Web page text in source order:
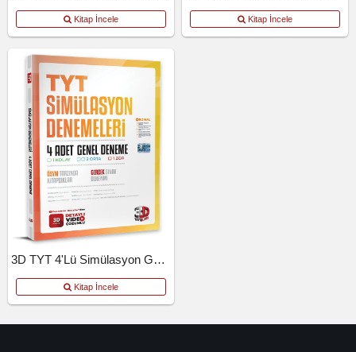
Kitap İncele Kitap İncele
3D TYT 4'lü Simülasyon Genel Deneme
Kitap İncele